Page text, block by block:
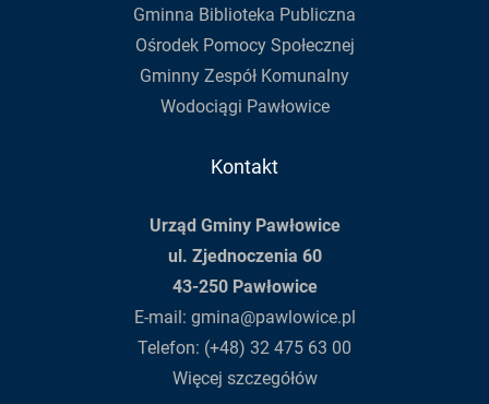
Gminna Biblioteka Publiczna
Ośrodek Pomocy Społecznej
Gminny Zespół Komunalny
Wodociągi Pawłowice
Kontakt
Urząd Gminy Pawłowice
ul. Zjednoczenia 60
43-250 Pawłowice
E-mail: gmina@pawlowice.pl
Telefon: (+48) 32 475 63 00
Więcej szczegółów